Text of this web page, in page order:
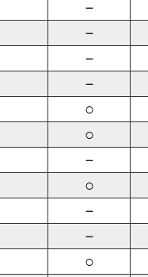
－
－
－
－
○
○
－
○
－
－
○